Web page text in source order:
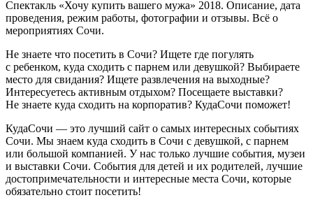
Спектакль «Хочу купить вашего мужа» 2018. Описание, дата
проведения, режим работы, фотографии и отзывы. Всё о
мероприятиях Сочи.
Не знаете что посетить в Сочи? Ищете где погулять
с ребенком, куда сходить с парнем или девушкой? Выбираете
место для свидания? Ищете развлечения на выходные?
Интересуетесь активным отдыхом? Посещаете выставки?
Не знаете куда сходить на корпоратив? КудаСочи поможет!
КудаСочи — это лучший сайт о самых интересных событиях
Сочи. Мы знаем куда сходить в Сочи с девушкой, с парнем
или большой компанией. У нас только лучшие события, музеи
и выставки Сочи. События для детей и их родителей, лучшие
достопримечательности и интересные места Сочи, которые
обязательно стоит посетить!